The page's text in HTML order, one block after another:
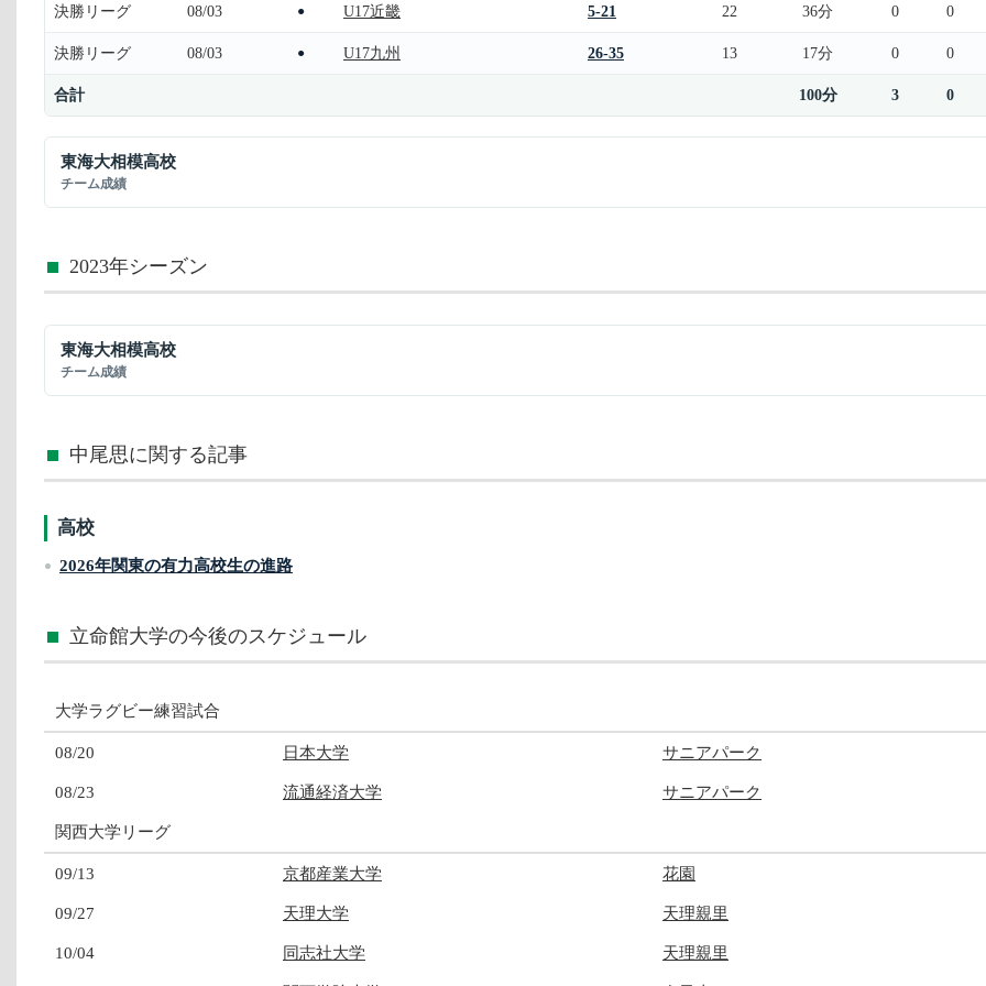
決勝リーグ 08/03 ● U17近畿 5-21 22 36分 0 0
決勝リーグ 08/03 ● U17九州 26-35 13 17分 0 0
合計 100分 3 0
東海大相模高校
チーム成績
2023年シーズン
東海大相模高校
チーム成績
中尾思に関する記事
高校
2026年関東の有力高校生の進路
立命館大学の今後のスケジュール
大学ラグビー練習試合
08/20 日本大学 サニアパーク
08/23 流通経済大学 サニアパーク
関西大学リーグ
09/13 京都産業大学 花園
09/27 天理大学 天理親里
10/04 同志社大学 天理親里